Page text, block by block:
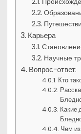
Карьера
Научные
Вопрос-ответ:
Кто
Какие
Чем